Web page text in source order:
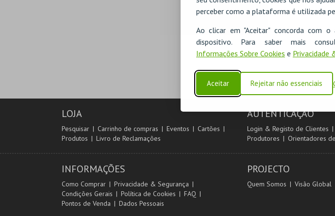
perceber como a plataforma é utilizada
Ao clicar em "Aceitar" concorda com
dispositivo. Para saber mais
Informações Sobre Cookies e Privacidade
Aceitar Rejeitar não essenciais
LOJA
Pesquisar Carrinho de compras Eventos
Cartões
Produtos
Livro de Reclamações
AUTENTICAÇÃO
Login & Registo de Clientes
Produtores
Orientadores
INFORMAÇÕES
Como Comprar
Privacidade & Segurança
Condições Gerais
Política de Cookies
FAQ
Pontos de Venda
Dados Pessoais
PROJECTO
Quem Somos Visão Global